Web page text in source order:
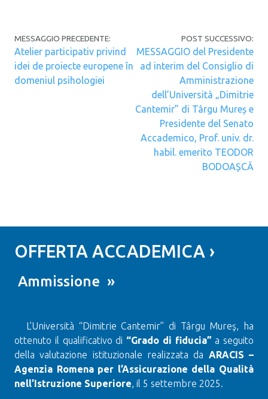
MESSAGGIO PRECEDENTE:
Atelier participativ privind
idei de proiecte europene în
domeniul psihologiei
POST SUCCESSIVO:
MESSAGGIO del Presidente
ad interim del Consiglio di
Amministrazione
dell’Università „Dimitrie
Cantemir” di Târgu Mureș e
Presidente del Senato
Accademico, Prof. univ. dr.
habil. emerito TEODOR
BODOAȘCĂ
OFFERTA ACCADEMICA ›
Ammissione »
L’Università “Dimitrie Cantemir” di Târgu Mureş, ha
ottenuto il qualificativo di “Grado di fiducia” a seguito
della valutazione istituzionale realizzata da ARACIS –
Agenzia Romena per l’Assicurazione della Qualità
nell’Istruzione Superiore, il 5 settembre 2025.